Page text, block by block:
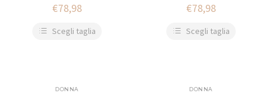
€78,98
Scegli taglia
€78,98
Scegli taglia
DONNA DONNA